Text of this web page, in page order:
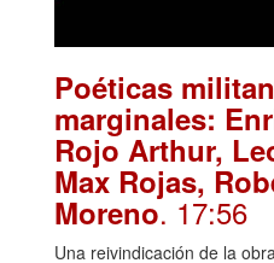
Poéticas
marginales:
Rojo Arthur,
Max Rojas,
Moreno. 17:56
Una reivindicación de la